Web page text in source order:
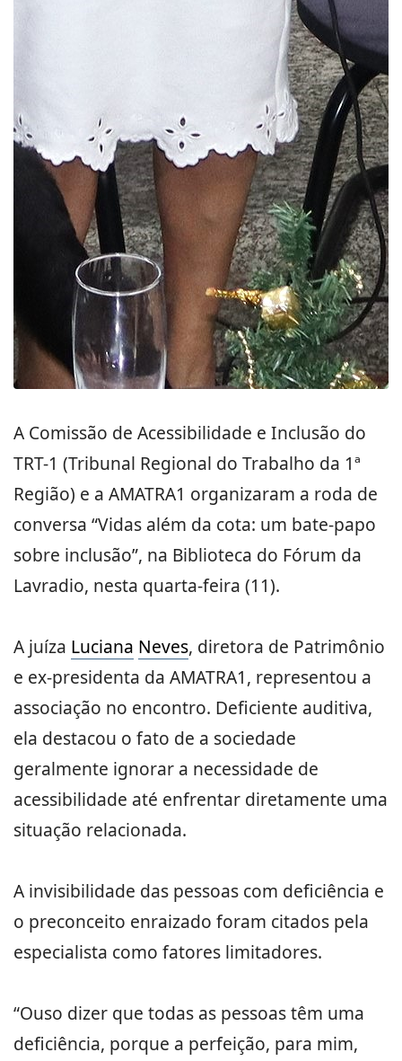
A Comissão de Acessibilidade e Inclusão do
TRT-1 (Tribunal Regional do Trabalho da 1ª
Região) e a AMATRA1 organizaram a roda de
conversa “Vidas além da cota: um bate-papo
sobre inclusão”, na Biblioteca do Fórum da
Lavradio, nesta quarta-feira (11).
A juíza Luciana Neves, diretora de Patrimônio
e ex-presidenta da AMATRA1, representou a
associação no encontro. Deficiente auditiva,
ela destacou o fato de a sociedade
geralmente ignorar a necessidade de
acessibilidade até enfrentar diretamente uma
situação relacionada.
A invisibilidade das pessoas com deficiência e
o preconceito enraizado foram citados pela
especialista como fatores limitadores.
“Ouso dizer que todas as pessoas têm uma
deficiência, porque a perfeição, para mim,